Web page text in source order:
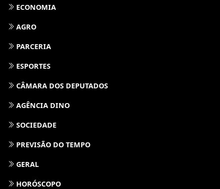
ECONOMIA
AGRO
PARCERIA
ESPORTES
CÂMARA DOS DEPUTADOS
AGÊNCIA DINO
SOCIEDADE
PREVISÃO DO TEMPO
GERAL
HORÓSCOPO